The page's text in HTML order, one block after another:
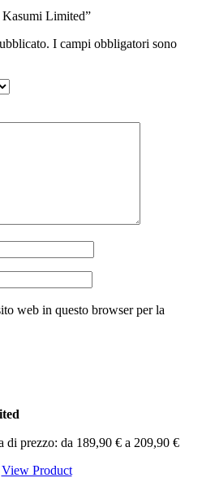
Kasumi Limited”
I campi obbligatori sono
web in questo browser per la
di prezzo: da 189,90 € a 209,90 €
View Product